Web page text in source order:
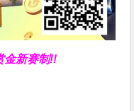
金新赛制!!